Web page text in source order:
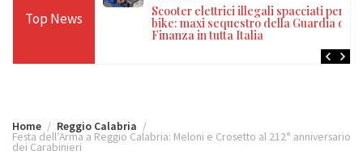
Top News
campi rom e
17 denunce e
Scooter elettrici illegali spacciati per e-
bike: maxi sequestro della Guardia di
Finanza in tutta Italia
Home Reggio Calabria
Festa dell’Arma a Reggio Calabria: Meloni e Crosetto al 212° anniversario
dei Carabinieri